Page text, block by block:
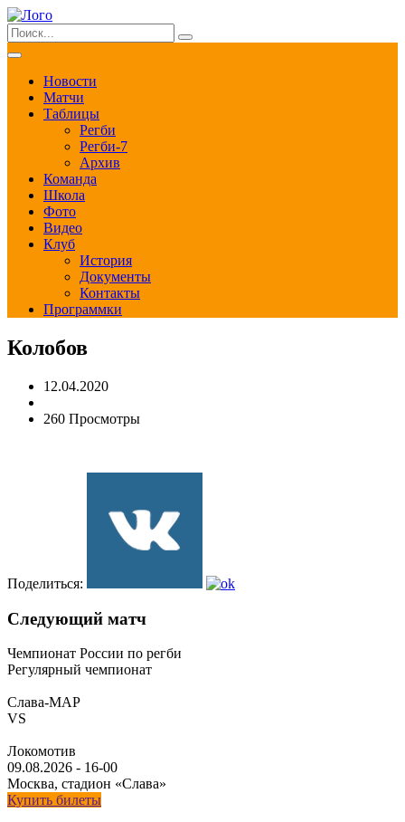
Новости
Матчи
Таблицы
Регби
Регби-7
Архив
Команда
Школа
Фото
Видео
Клуб
История
Документы
Контакты
Программки
Колобов
12.04.2020
260 Просмотры
Поделиться:
Следующий матч
Чемпионат России по регби
Регулярный чемпионат
Слава-МАР
VS
Локомотив
09.08.2026 - 16-00
Москва, стадион «Слава»
Купить билеты